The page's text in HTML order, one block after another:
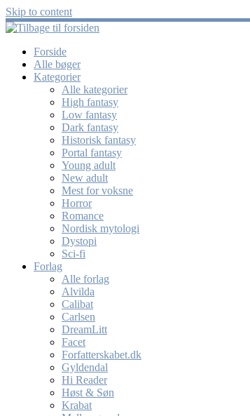
Skip to content
Forside
Alle bøger
Kategorier
Alle kategorier
High fantasy
Low fantasy
Dark fantasy
Historisk fantasy
Portal fantasy
Young adult
New adult
Mest for voksne
Horror
Romance
Nordisk mytologi
Dystopi
Sci-fi
Forlag
Alle forlag
Alvilda
Calibat
Carlsen
DreamLitt
Facet
Forfatterskabet.dk
Gyldendal
Hi Reader
Høst & Søn
Krabat